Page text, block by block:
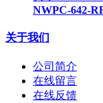
NWPC-642-
关于我们
公司简介
在线留言
在线反馈